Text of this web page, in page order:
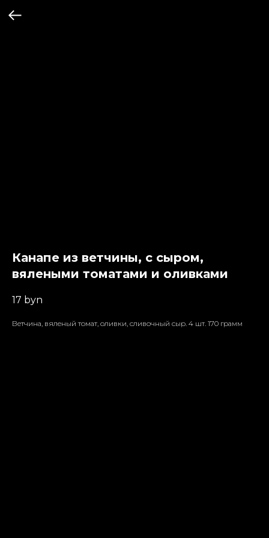
Канапе из ветчины, с сыром,
вялеными томатами и оливками
17 byn
Ветчина, вяленый томат, оливки, сливочный сыр. 4 шт. 170 грамм